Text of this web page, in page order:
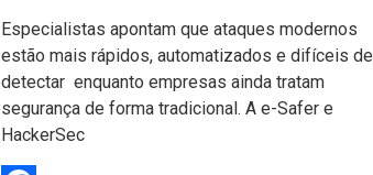
Especialistas apontam que ataques modernos
estão mais rápidos, automatizados e difíceis de
detectar enquanto empresas ainda tratam
segurança de forma tradicional. A e-Safer e
HackerSec